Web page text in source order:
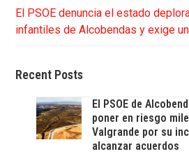
El PSOE denuncia el estado
infantiles de Alcobendas y exige
Recent Posts
El PSOE de
poner en riesgo
Valgrande por su
alcanzar acuerdos